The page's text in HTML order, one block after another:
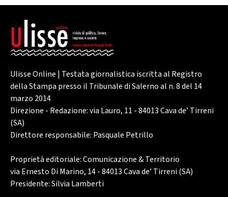
Ulisse Online | Testata giornalistica iscritta al Registro
della Stampa presso il Tribunale di Salerno al n. 8 del 14
marzo 2014
Direzione - Redazione: via Lauro, 11 - 84013 Cava de’ Tirreni
(SA)
Direttore responsabile: Pasquale Petrillo
Proprietà editoriale: Comunicazione & Territorio
via Ernesto Di Marino, 14 - 84013 Cava de’ Tirreni (SA)
Presidente: Silvia Lamberti